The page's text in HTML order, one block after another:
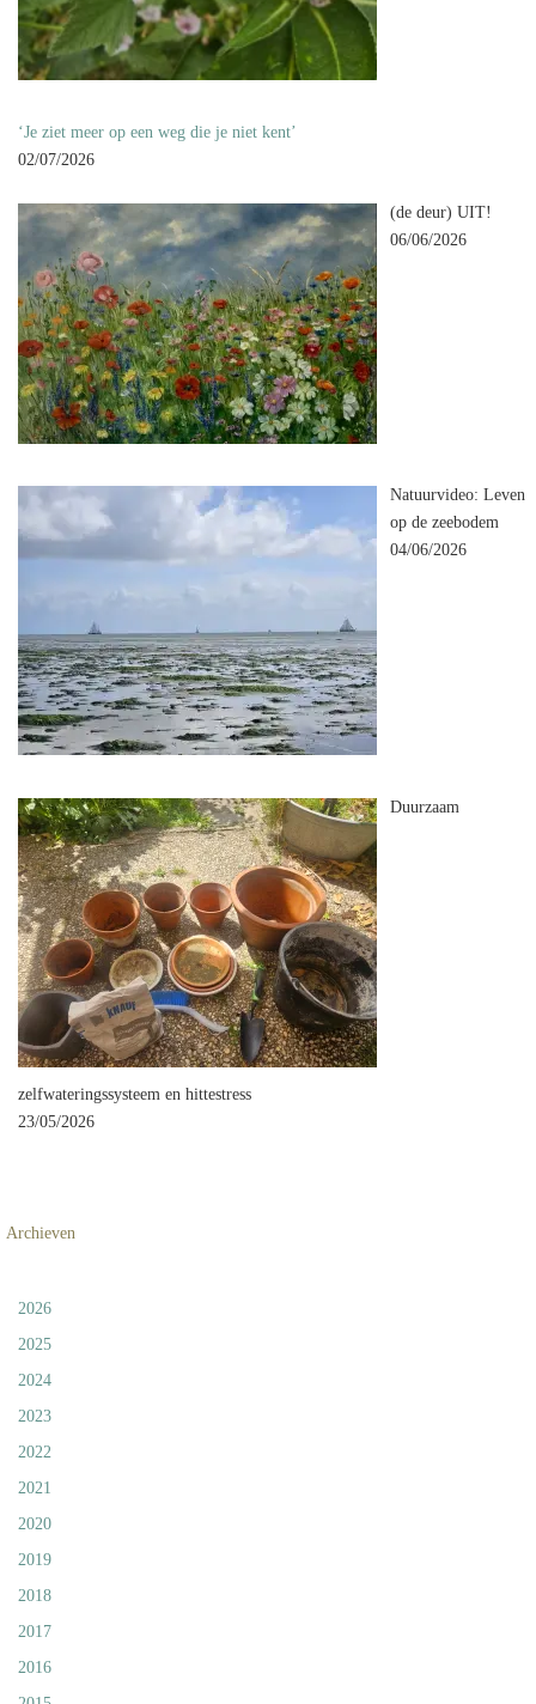
‘Je ziet meer op een weg die je niet kent’
02/07/2026
(de deur) UIT!
06/06/2026
Natuurvideo: Leven
op de zeebodem
04/06/2026
Duurzaam
zelfwateringssysteem en hittestress
23/05/2026
Archieven
2026
2025
2024
2023
2022
2021
2020
2019
2018
2017
2016